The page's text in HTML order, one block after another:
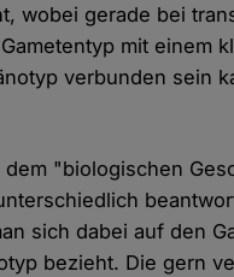
wobei gerade bei
mit einem
verbunden sein
dem "biologischen
sich dabei auf den
bezieht. Die gern